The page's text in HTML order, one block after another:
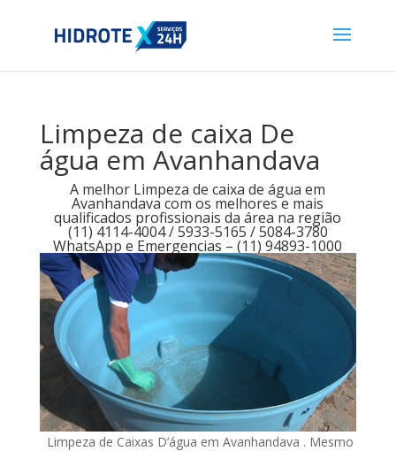
Limpeza de caixa De
água em Avanhandava
A melhor Limpeza de caixa de água em
Avanhandava com os melhores e mais
qualificados profissionais da área na região
(11) 4114-4004 / 5933-5165 / 5084-3780
WhatsApp e Emergencias – (11) 94893-1000
Limpeza de Caixas D’água em Avanhandava . Mesmo